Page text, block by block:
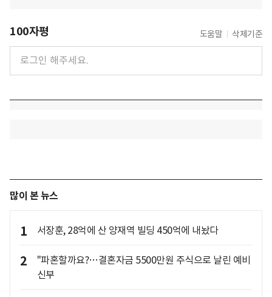
100자평 도움말 삭제기준
많이 본 뉴스
1 서장훈, 28억에 산 양재역 빌딩 450억에 내놨다
2
"파혼할까요?…결혼자금 5500만원 주식으로 날린 예비
신부